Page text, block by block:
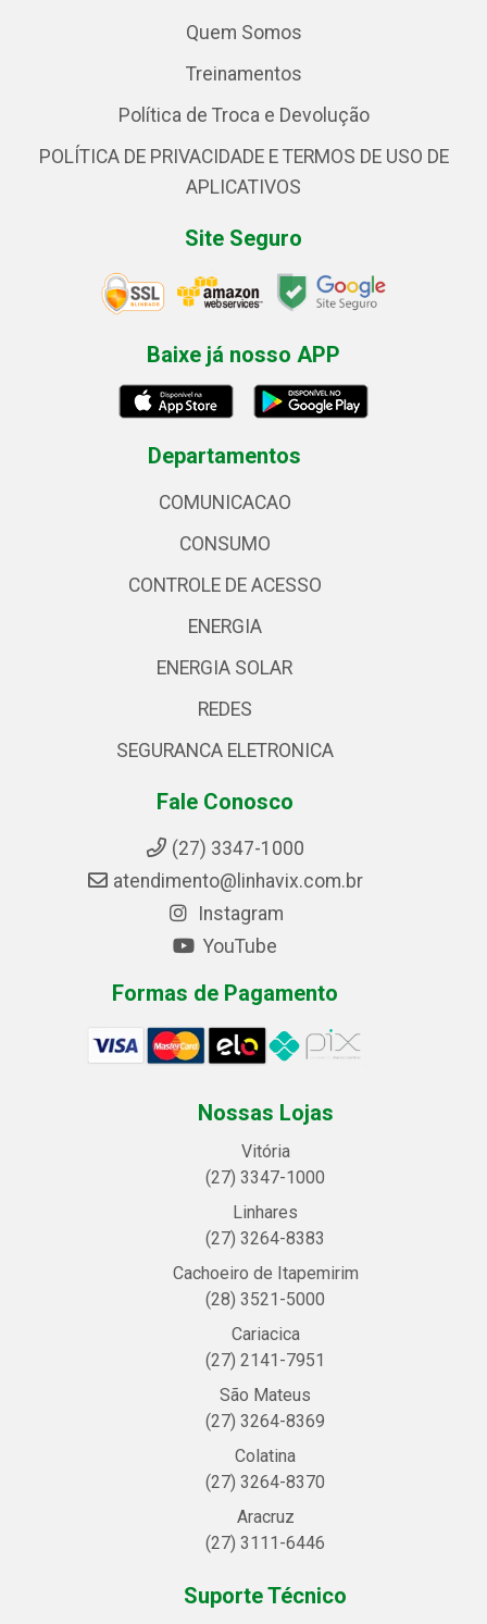
Quem Somos
Treinamentos
Política de Troca e Devolução
POLÍTICA DE PRIVACIDADE E TERMOS DE USO DE
APLICATIVOS
Site Seguro
Baixe já nosso APP
Departamentos
COMUNICACAO
CONSUMO
CONTROLE DE ACESSO
ENERGIA
ENERGIA SOLAR
REDES
SEGURANCA ELETRONICA
Fale Conosco
(27) 3347-1000
atendimento@linhavix.com.br
Instagram
YouTube
Formas de Pagamento
Nossas Lojas
Vitória
(27) 3347-1000
Linhares
(27) 3264-8383
Cachoeiro de Itapemirim
(28) 3521-5000
Cariacica
(27) 2141-7951
São Mateus
(27) 3264-8369
Colatina
(27) 3264-8370
Aracruz
(27) 3111-6446
Suporte Técnico